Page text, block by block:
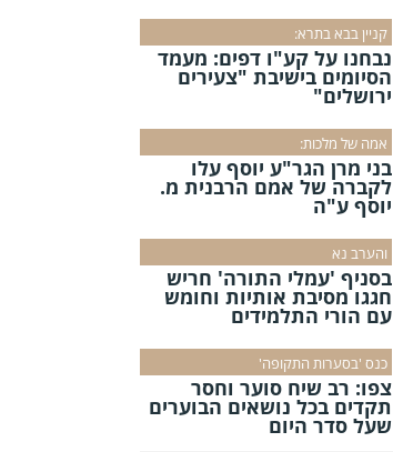
קניין בבא בתרא:
נבחנו על קע"ו דפים: מעמד
הסיומים בישיבת "צעירים
ירושלים"
אמה של מלכות:
בני מרן הגר"ע יוסף עלו
לקברה של אמם הרבנית מ.
יוסף ע"ה
והערב נא
בסניף 'עמלי התורה' חריש
חגגו מסיבת אותיות וחומש
עם הורי התלמידים
כנס 'בסערות התקופה'
צפו: רב שיח סוער וחסר
תקדים בכל נושאים הבוערים
שעל סדר היום